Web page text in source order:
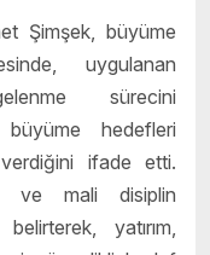
Şimşek, büyüme
uygulanan
sürecini
hedefleri
ifade etti.
ve mali disiplin
yatırım,